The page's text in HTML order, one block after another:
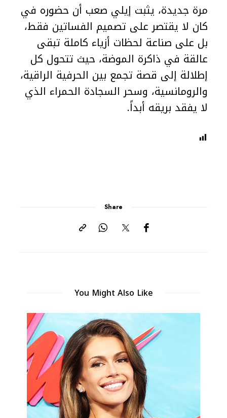
مرة جديدة، يثبت إيلي صعب أن حضوره في
كان لا يقتصر على تصميم الفساتين فقط،
بل على صناعة لحظات أزياء كاملة تبقى
عالقة في ذاكرة الموضة، حيث تتحول كل
إطلالة إلى قصة تجمع بين الحرفية الراقية،
والرومانسية، وسحر السجادة الحمراء الذي
لا يفقد بريقه أبداً.
Share
You Might Also Like